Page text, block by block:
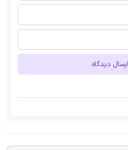
ارسال دیدگاه